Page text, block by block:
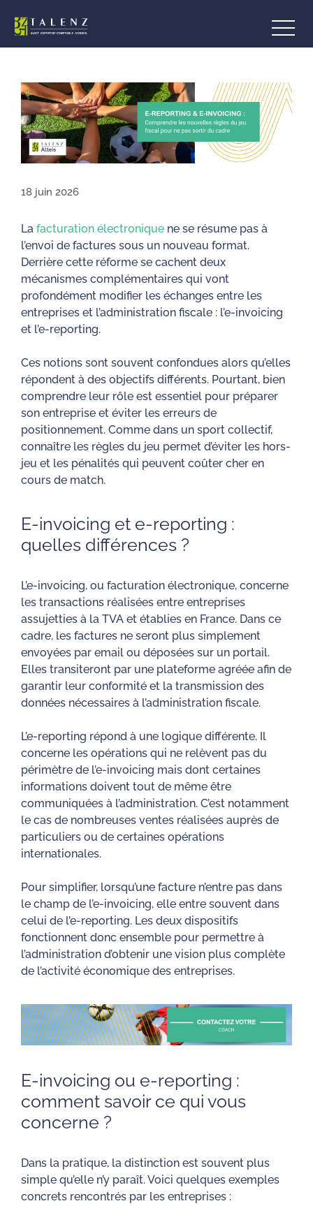
contenu
18 juin 2026
La facturation électronique ne se résume pas à
l’envoi de factures sous un nouveau format.
Derrière cette réforme se cachent deux
mécanismes complémentaires qui vont
profondément modifier les échanges entre les
entreprises et l’administration fiscale : l’e-invoicing
et l’e-reporting.
Ces notions sont souvent confondues alors qu’elles
répondent à des objectifs différents. Pourtant, bien
comprendre leur rôle est essentiel pour préparer
son entreprise et éviter les erreurs de
positionnement. Comme dans un sport collectif,
connaître les règles du jeu permet d’éviter les hors-
jeu et les pénalités qui peuvent coûter cher en
cours de match.
E-invoicing et e-reporting :
quelles différences ?
L’e-invoicing, ou facturation électronique, concerne
les transactions réalisées entre entreprises
assujetties à la TVA et établies en France. Dans ce
cadre, les factures ne seront plus simplement
envoyées par email ou déposées sur un portail.
Elles transiteront par une plateforme agréée afin de
garantir leur conformité et la transmission des
données nécessaires à l’administration fiscale.
L’e-reporting répond à une logique différente. Il
concerne les opérations qui ne relèvent pas du
périmètre de l’e-invoicing mais dont certaines
informations doivent tout de même être
communiquées à l’administration. C’est notamment
le cas de nombreuses ventes réalisées auprès de
particuliers ou de certaines opérations
internationales.
Pour simplifier, lorsqu’une facture n’entre pas dans
le champ de l’e-invoicing, elle entre souvent dans
celui de l’e-reporting. Les deux dispositifs
fonctionnent donc ensemble pour permettre à
l’administration d’obtenir une vision plus complète
de l’activité économique des entreprises.
E-invoicing ou e-reporting :
comment savoir ce qui vous
concerne ?
Dans la pratique, la distinction est souvent plus
simple qu’elle n’y paraît. Voici quelques exemples
concrets rencontrés par les entreprises :